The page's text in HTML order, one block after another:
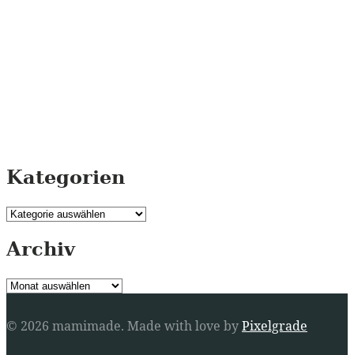
Kategorien
Kategorien
Archiv
Archiv
© 2026 mamimade. Made with love byPixelgrade